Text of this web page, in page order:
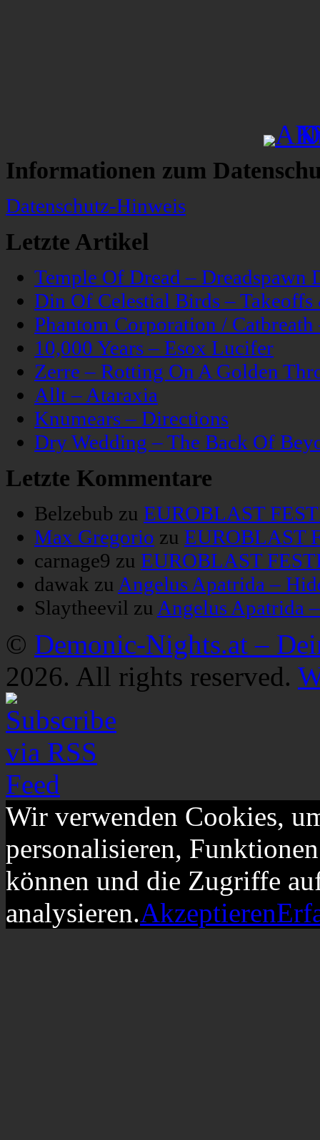
Informationen zum
Datenschutz-Hinweis
Letzte Artikel
Temple Of Dread – Dreadspawn
Din Of Celestial Birds –
Phantom Corporation /
10,000 Years – Esox Lucifer
Zerre – Rotting On A Golden
Allt – Ataraxia
Knumears – Directions
Dry Wedding – The Back Of
Letzte Kommentare
Belzebub zu EUROBLAST
Max Gregorio zu EUROBLAST
carnage9 zu EUROBLAST
dawak zu Angelus Apatrida –
Slaytheevil zu Angelus Apatrida
© Demonic-Nights.at –
2026. All rights reserved.
Wir verwenden Cookies,
personalisieren,
können und die Zugriffe
analysieren.Akzeptieren